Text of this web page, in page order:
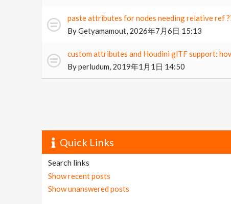
paste attributes for nodes needing relative ref
ByGetyamamout, 2026年7月6日 15:13
custom attributes and Houdini glTF support:
Byperludum, 2019年1月1日 14:50
Quick Links
Search links
Show recent posts
Show unanswered posts